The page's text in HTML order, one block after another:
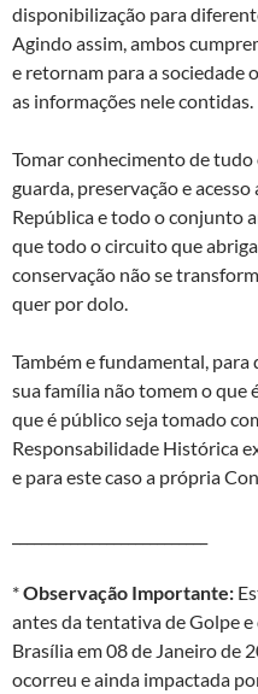
disponibilização para
Agindo assim, ambos
e retornam para a sociedade
as informações nele contidas.
Tomar conhecimento de
guarda, preservação e
República e todo o conjunto
que todo o circuito que
conservação não se
quer por dolo.
Também e fundamental,
sua família não tomem o que
que é público seja tomado
Responsabilidade Histórica
e para este caso a própria
*Observação Importante:
antes da tentativa de Golpe e
Brasília em 08 de Janeiro de
ocorreu e ainda impactada